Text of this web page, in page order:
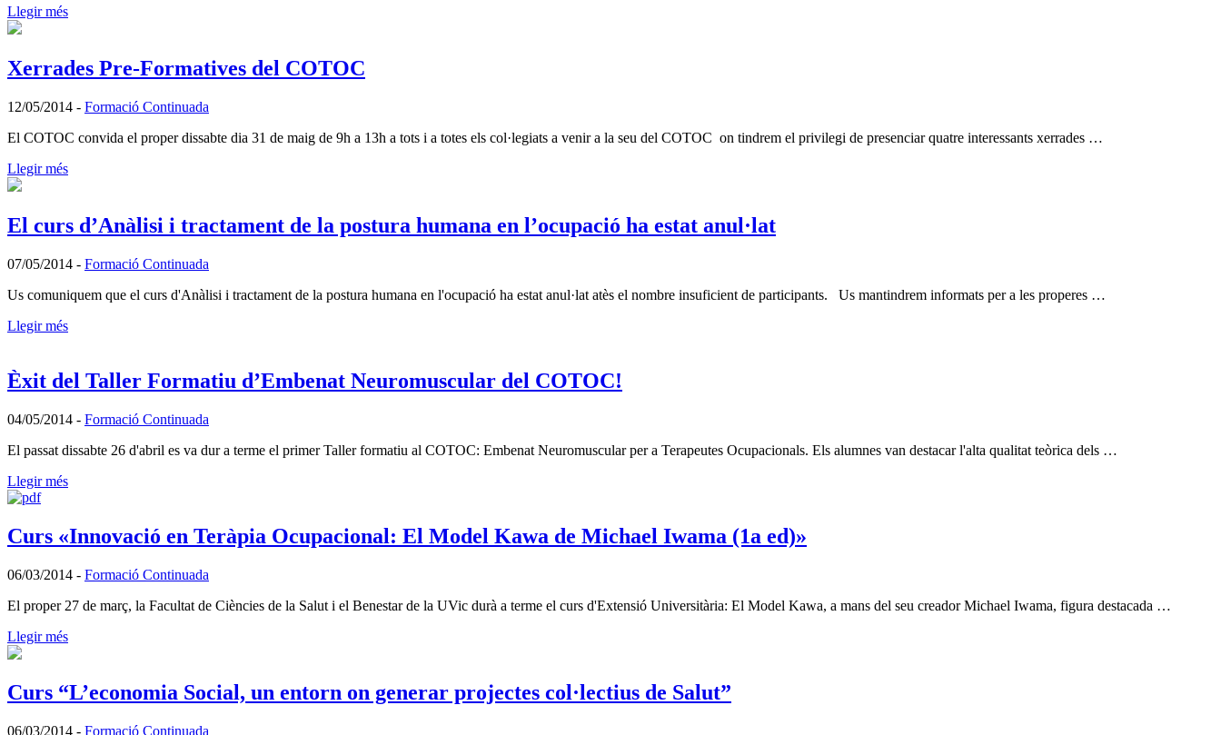
Llegir més
Xerrades Pre-Formatives del COTOC
12/05/2014 - Formació Continuada
El COTOC convida el proper dissabte dia 31 de maig de 9h a 13h a tots i a totes els col·legiats a venir a la seu del COTOC on tindrem el privilegi de presenciar quatre interessants xerrades …
Llegir més
El curs d’Anàlisi i tractament de la postura humana en l’ocupació ha estat anul·lat
07/05/2014 - Formació Continuada
Us comuniquem que el curs d'Anàlisi i tractament de la postura humana en l'ocupació ha estat anul·lat atès el nombre insuficient de participants. Us mantindrem informats per a les properes …
Llegir més
Èxit del Taller Formatiu d’Embenat Neuromuscular del COTOC!
04/05/2014 - Formació Continuada
El passat dissabte 26 d'abril es va dur a terme el primer Taller formatiu al COTOC: Embenat Neuromuscular per a Terapeutes Ocupacionals. Els alumnes van destacar l'alta qualitat teòrica dels …
Llegir més
Curs «Innovació en Teràpia Ocupacional: El Model Kawa de Michael Iwama (1a ed)»
06/03/2014 - Formació Continuada
El proper 27 de març, la Facultat de Ciències de la Salut i el Benestar de la UVic durà a terme el curs d'Extensió Universitària: El Model Kawa, a mans del seu creador Michael Iwama, figura destacada …
Llegir més
Curs “L’economia Social, un entorn on generar projectes col·lectius de Salut”
06/03/2014 - Formació Continuada